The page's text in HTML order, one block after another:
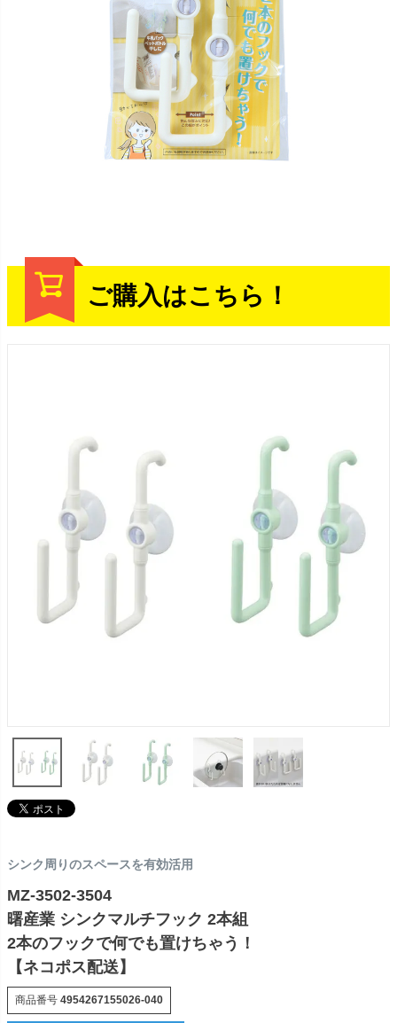
ご購入はこちら！
シンク周りのスペースを有効活用
MZ-3502-3504
曙産業 シンクマルチフック 2本組
2本のフックで何でも置けちゃう！
【ネコポス配送】
商品番号 4954267155026-040